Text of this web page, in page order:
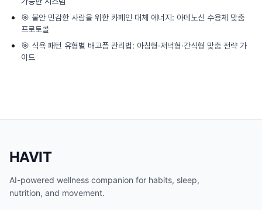
🎯 불안 민감한 사람을 위한 카페인 대체 에너지: 아데노신 수용체 맞춤
프로토콜
🎯 식욕 패턴 유형별 배고픔 관리법: 아침형·저녁형·간식형 맞춤 전략 가
이드
HAVIT
AI-powered wellness companion for habits, sleep,
nutrition, and movement.